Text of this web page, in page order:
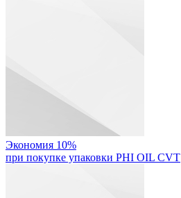
Экономия 10%
при покупке упаковки PHI OIL CVT